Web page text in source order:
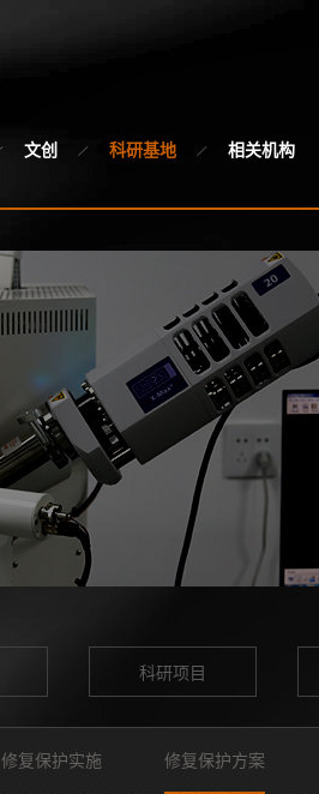
文创 科研基地 相关机构
科研项目
修复保护实施 修复保护方案